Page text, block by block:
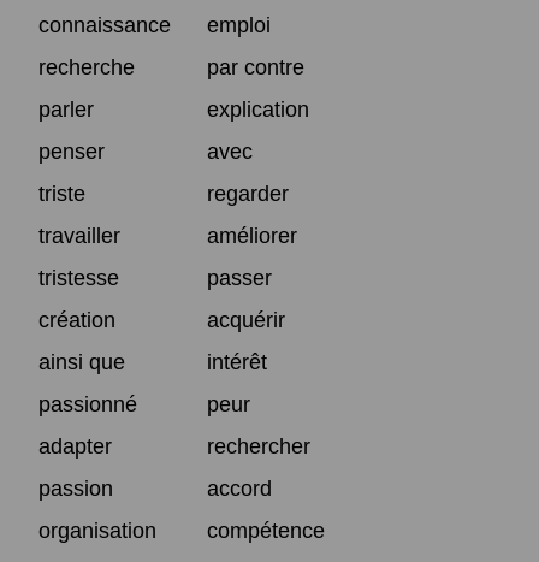
connaissance
emploi
recherche
par contre
parler
explication
penser
avec
triste
regarder
travailler
améliorer
tristesse
passer
création
acquérir
ainsi que
intérêt
passionné
peur
adapter
rechercher
passion
accord
organisation
compétence